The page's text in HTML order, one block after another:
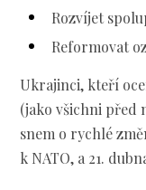
Rozvíjet
Reformovat
Ukrajinci, kteří
(jako všichni před
snem o rychlé
k NATO, a 21.